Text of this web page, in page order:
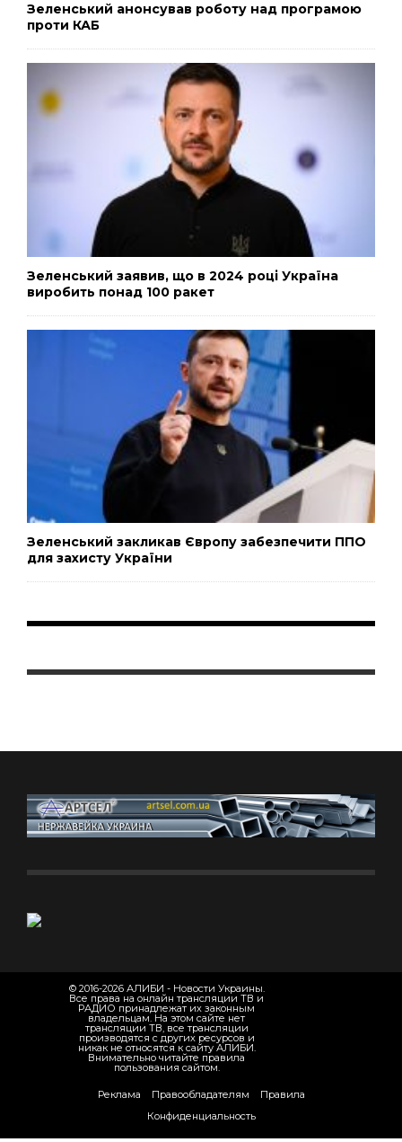
Зеленський анонсував роботу над програмою
проти КАБ
Зеленський заявив, що в 2024 році Україна
виробить понад 100 ракет
Зеленський закликав Європу забезпечити ППО
для захисту України
© 2016-2026 АЛИБИ - Новости Украины.
Все права на онлайн трансляции ТВ и
РАДИО принадлежат их законным
владельцам. На этом сайте нет
трансляции ТВ, все трансляции
производятся с других ресурсов и
никак не относятся к сайту АЛИБИ.
Внимательно читайте правила
пользования сайтом.
Реклама Правообладателям
Правила
Конфиденциальность